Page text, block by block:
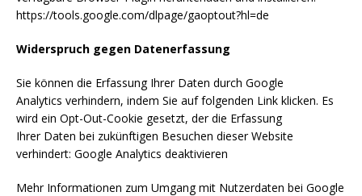
https://tools.google.com/dlpage/gaoptout?hl=de
Widerspruch gegen Datenerfassung
Sie können die Erfassung Ihrer Daten durch Google
Analytics verhindern, indem Sie auf folgenden Link klicken. Es
wird ein Opt-Out-Cookie gesetzt, der die Erfassung
Ihrer Daten bei zukünftigen Besuchen dieser Website
verhindert: Google Analytics deaktivieren
Mehr Informationen zum Umgang mit Nutzerdaten bei Google